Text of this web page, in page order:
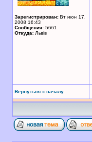
Зарегистрирован: Вт июн 17,
2008 16:43
Сообщения: 5661
Откуда: Львів
Вернуться к началу